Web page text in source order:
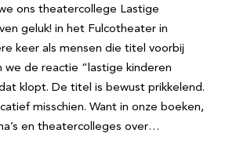
ons theatercollege Lastige
geluk! in het Fulcotheater in
keer als mensen die titel voorbij
we de reactie “lastige kinderen
klopt. De titel is bewust prikkelend.
misschien. Want in onze boeken,
en theatercolleges over…